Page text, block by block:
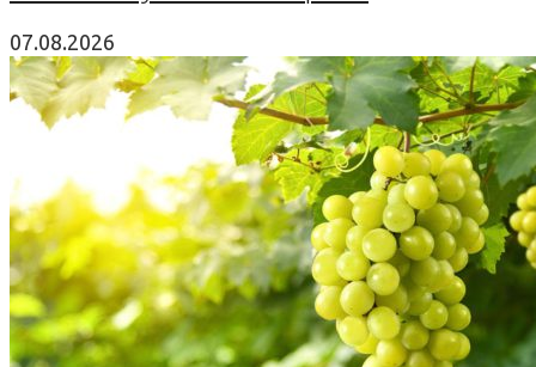
07.08.2026